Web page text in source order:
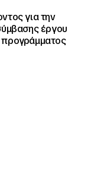
για την
έργου
προγράμματος